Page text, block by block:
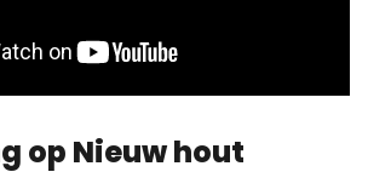
op Nieuw hout